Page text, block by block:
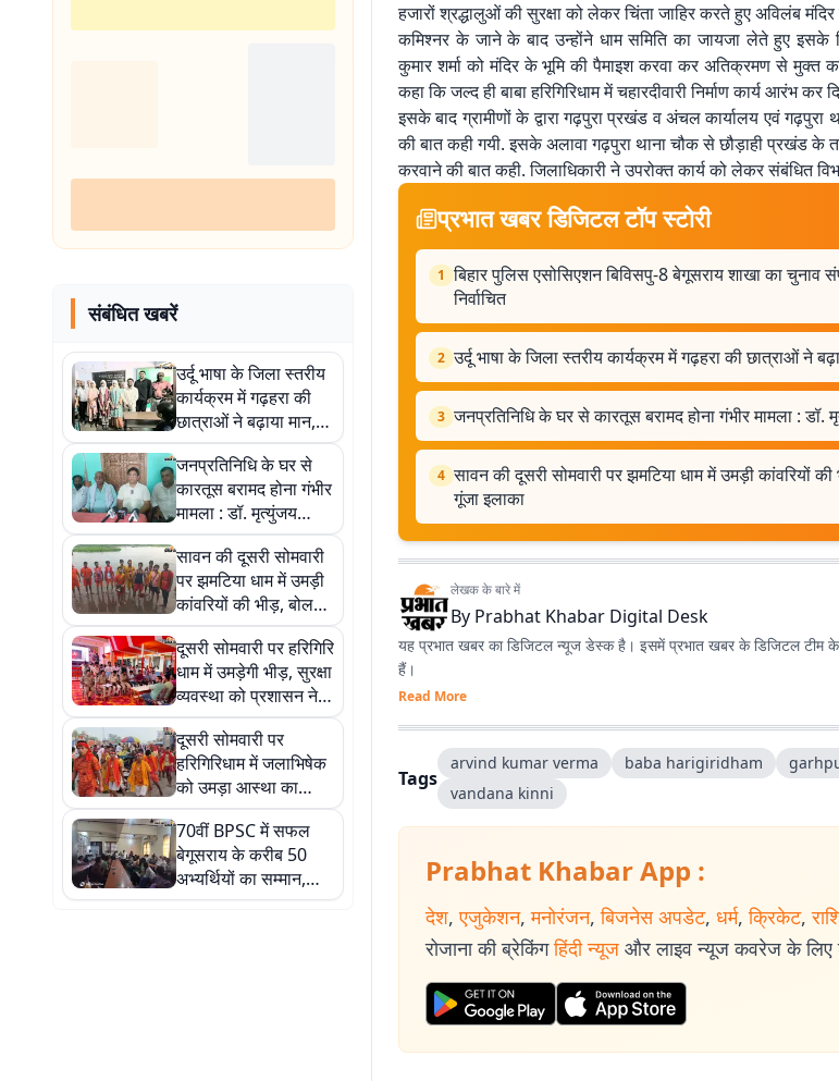
संबंधित खबरें
उर्दू भाषा के जिला स्तरीय
कार्यक्रम में गढ़हरा की
छात्राओं ने बढ़ाया मान,
सम्मानित
जनप्रतिनिधि के घर से
कारतूस बरामद होना गंभीर
मामला : डॉ. मृत्युंजय
कुमार
सावन की दूसरी सोमवारी
पर झमटिया धाम में उमड़ी
कांवरियों की भीड़, बोल
बम के जयकारों से गूंजा
इलाका
दूसरी सोमवारी पर हरिगिरि
धाम में उमड़ेगी भीड़, सुरक्षा
व्यवस्था को प्रशासन ने
किया पुख्ता
दूसरी सोमवारी पर
हरिगिरिधाम में जलाभिषेक
को उमड़ा आस्था का
सैलाब, सिमरिया घाट पर
हजारों कांवड़ियों ने भरा
गंगाजल
70वीं BPSC में सफल
बेगूसराय के करीब 50
अभ्यर्थियों का सम्मान,
अतिथियों ने बढ़ाया हौसला
हजारों श्रद्धालुओं की सुरक्षा को लेकर चिंता जाहिर करते हुए अविलंब मंदिर
कमिश्नर के जाने के बाद उन्होंने धाम समिति का जायजा लेते हुए इसके
कुमार शर्मा को मंदिर के भूमि की पैमाइश करवा कर अतिक्रमण से मुक्त
कहा कि जल्द ही बाबा हरिगिरिधाम में चहारदीवारी निर्माण कार्य आरंभ कर
इसके बाद ग्रामीणों के द्वारा गढ़पुरा प्रखंड व अंचल कार्यालय एवं
की बात कही गयी. इसके अलावा गढ़पुरा थाना चौक से छौड़ाही प्रखंड के
करवाने की बात कही. जिलाधिकारी ने उपरोक्त कार्य को लेकर संबंधित
प्रभात खबर डिजिटल टॉप स्टोरी
1 बिहार पुलिस एसोसिएशन बिविसपु-8 बेगूसराय शाखा का चुनाव
निर्वाचित
2 उर्दू भाषा के जिला स्तरीय कार्यक्रम में गढ़हरा की छात्राओं ने
3 जनप्रतिनिधि के घर से कारतूस बरामद होना गंभीर मामला : डॉ.
4 सावन की दूसरी सोमवारी पर झमटिया धाम में उमड़ी कांवरियों
गूंजा इलाका
लेखक के बारे में
By Prabhat Khabar Digital Desk
यह प्रभात खबर का डिजिटल न्यूज डेस्क है। इसमें प्रभात खबर के डिजिटल टीम के
हैं।
Read More
Tags
arvind kumar verma baba harigiridham
vandana kinni
Prabhat Khabar App :
देश, एजुकेशन, मनोरंजन, बिजनेस अपडेट, धर्म, क्रिकेट,
रोजाना की ब्रेकिंग हिंदी न्यूज और लाइव न्यूज कवरेज के लिए